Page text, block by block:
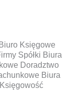
Księgowe
Spółki Biura
Doradztwo
Biura